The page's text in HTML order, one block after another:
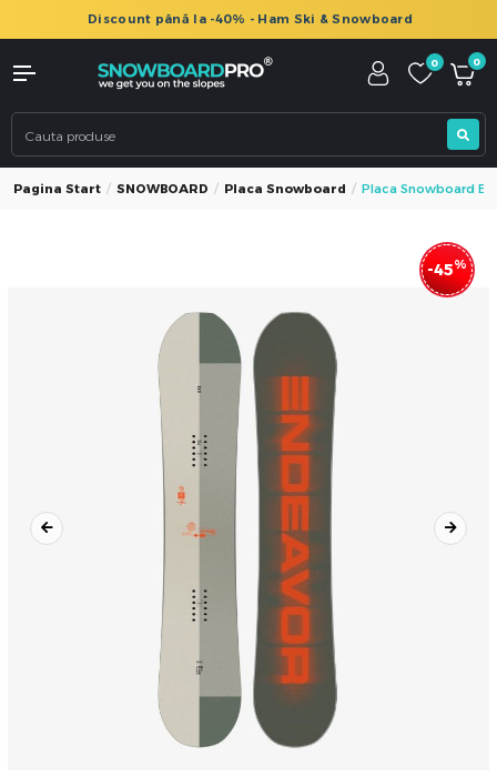
Discount până la -40% - Ham Ski & Snowboard
0 0
Pagina Start SNOWBOARD Placa Snowboard Placa Snowboard
-45%